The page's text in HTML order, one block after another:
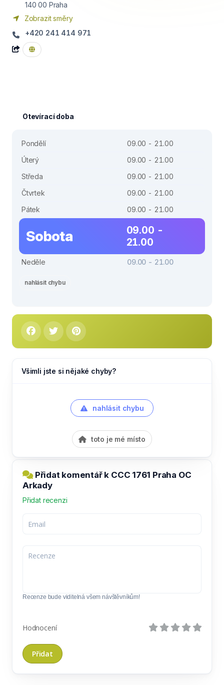
140 00 Praha
Zobrazit směry
+420 241 414 971
Otevírací doba
Pondělí
09.00 - 21.00
Úterý
09.00 - 21.00
Středa
09.00 - 21.00
Čtvrtek
09.00 - 21.00
Pátek
09.00 - 21.00
Sobota
09.00 -
21.00
Neděle 09.00 - 21.00
nahlásit chybu
Všimli jste si nějaké chyby?
nahlásit chybu
toto je mé místo
Přidat komentář k CCC 1761 Praha OC
Arkady
Přidat recenzi
Recenze bude viditelná všem návštěvníkům!
Hodnocení